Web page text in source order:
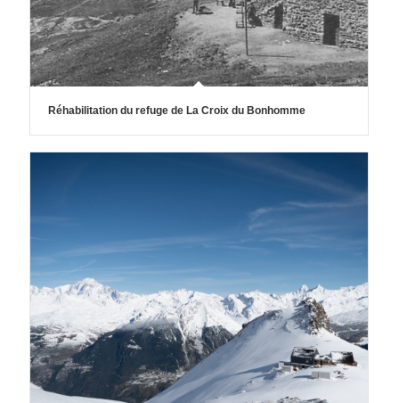
Réhabilitation du refuge de La Croix du Bonhomme